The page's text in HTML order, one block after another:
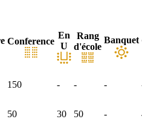
Conference
En
U
Rang
d'école
Banquet
150 - - -
50 30 50 -